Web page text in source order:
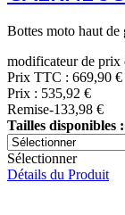
Bottes moto haut
modificateur de prix
Prix TTC : 669,90 €
Prix : 535,92 €
Remise-133,98 €
Tailles disponibles :
Sélectionner
Détails du Produit